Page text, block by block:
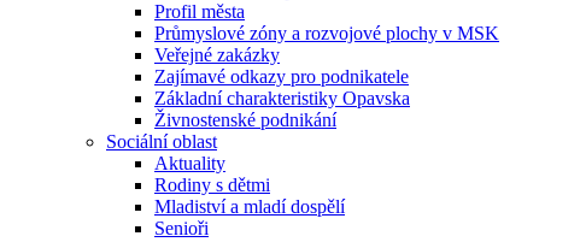
Profil města
Průmyslové zóny a rozvojové plochy v MSK
Veřejné zakázky
Zajímavé odkazy pro podnikatele
Základní charakteristiky Opavska
Živnostenské podnikání
Sociální oblast
Aktuality
Rodiny s dětmi
Mladiství a mladí dospělí
Senioři